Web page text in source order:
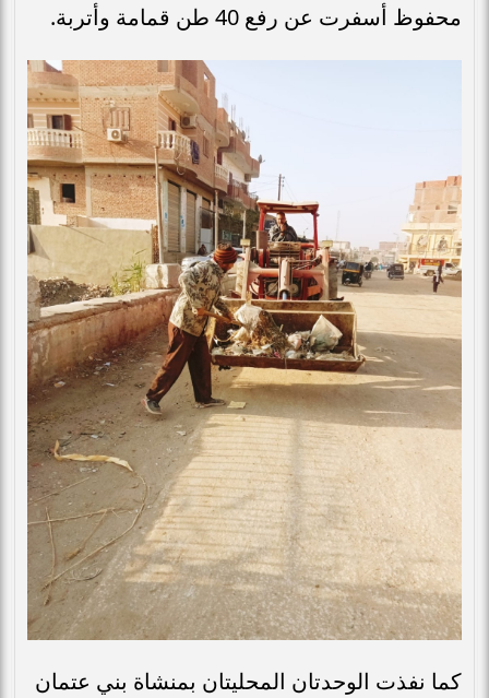
محفوظ أسفرت عن رفع 40 طن قمامة وأتربة.
كما نفذت الوحدتان المحليتان بمنشاة بني عتمان